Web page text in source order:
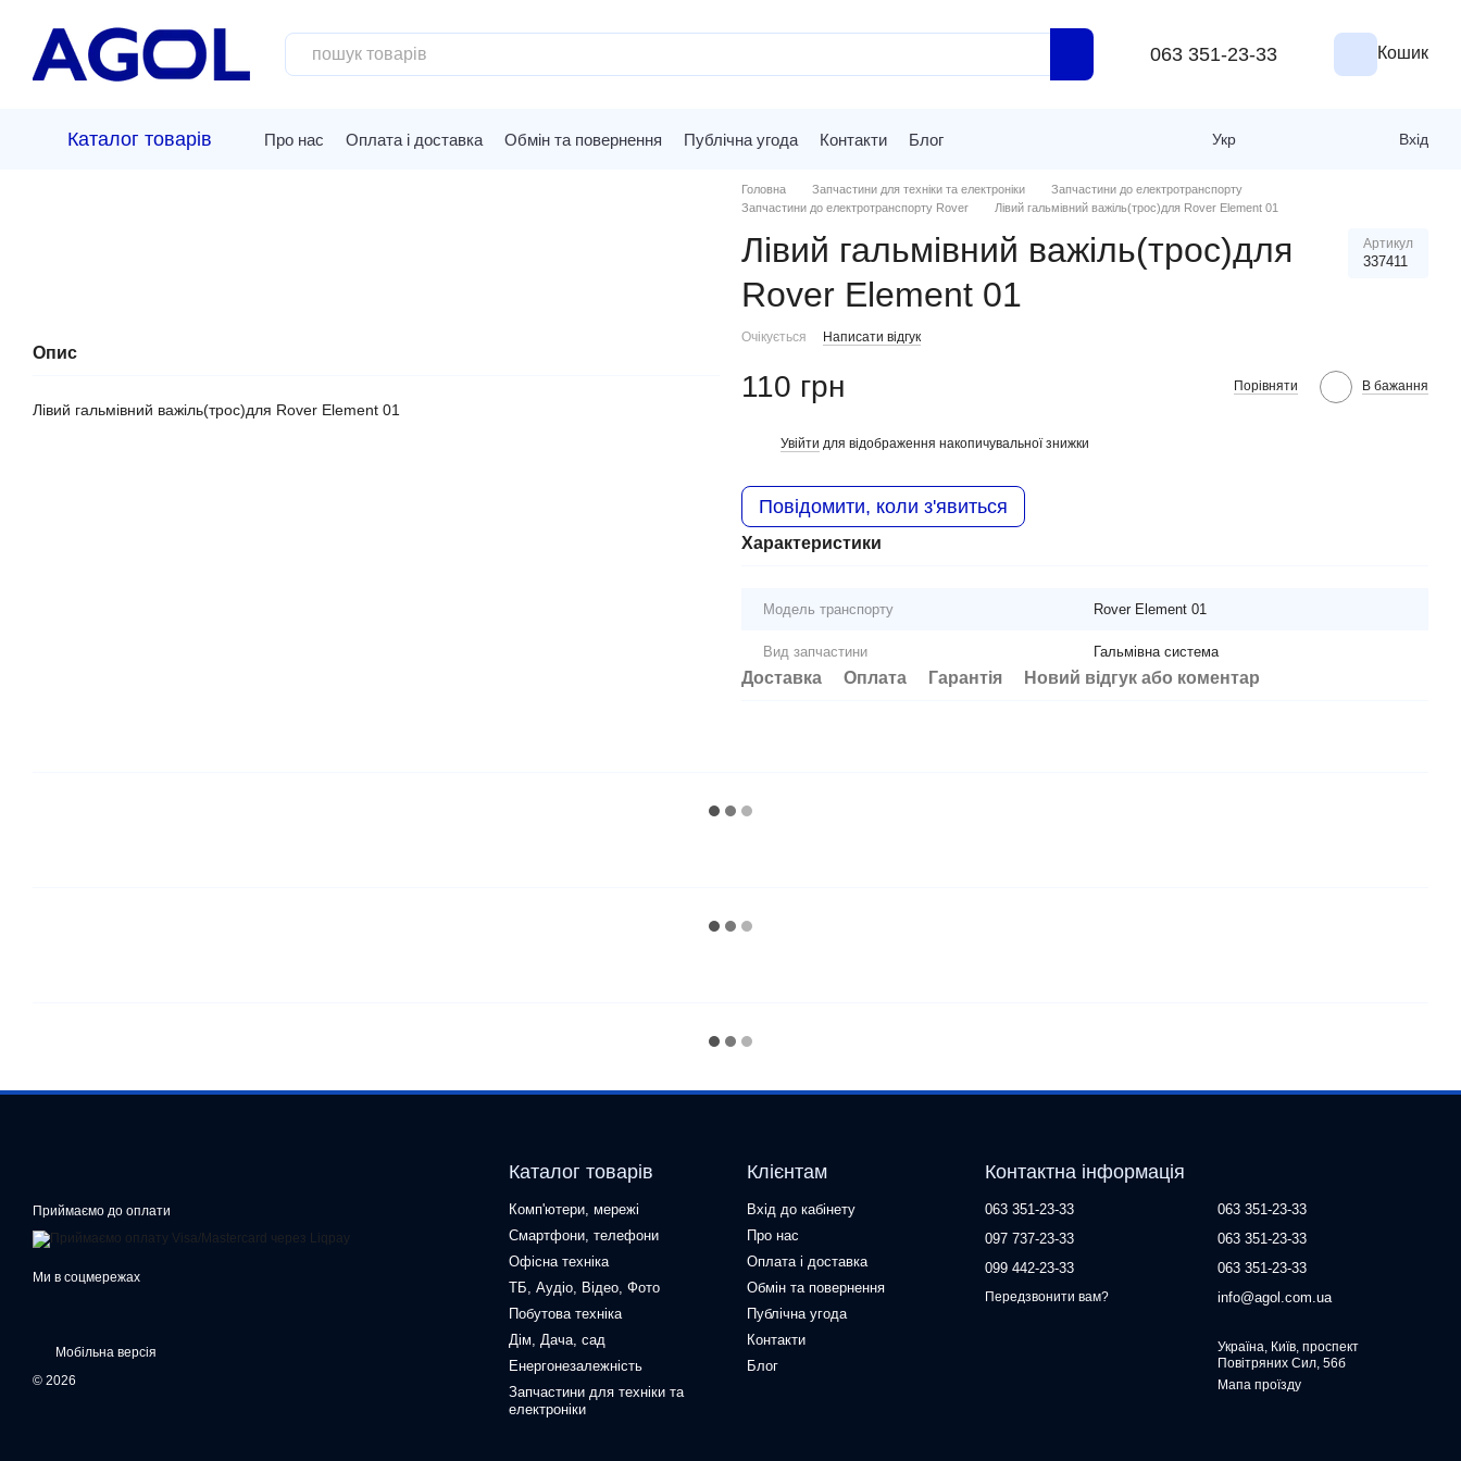
063 351-23-33 Кошик
Каталог товарів Про нас Оплата і доставка Обмін та повернення Публічна угода Контакти Блог Укр Вхід
Опис
Лівий гальмівний важіль(трос)для Rover Element 01
Головна Запчастини для техніки та електроніки
Запчастини до електротранспорту
Запчастини до електротранспорту Rover
Лівий гальмівний важіль(трос)для Rover Element 01
Лівий гальмівний важіль(трос)для
Rover Element 01
Артикул
337411
Очікується Написати відгук
110 грн Порівняти В бажання
Увійти для відображення накопичувальної знижки
Повідомити, коли з'явиться
Характеристики
Модель транспорту Rover Element 01
Вид запчастини Гальмівна система
Доставка Оплата Гарантія Новий відгук або коментар
Приймаємо до оплати
Ми в соцмережах
Мобільна версія
© 2026
Каталог товарів
Комп'ютери, мережі
Смартфони, телефони
Офісна техніка
ТБ, Аудіо, Відео, Фото
Побутова техніка
Дім, Дача, сад
Енергонезалежність
Запчастини для техніки та
електроніки
Клієнтам
Вхід до кабінету
Про нас
Оплата і доставка
Обмін та повернення
Публічна угода
Контакти
Блог
Контактна інформація
063 351-23-33
097 737-23-33
099 442-23-33
Передзвонити вам?
063 351-23-33
063 351-23-33
063 351-23-33
info@agol.com.ua
Україна, Київ, проспект
Повітряних Сил, 56б
Мапа проїзду